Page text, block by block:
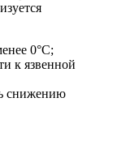
0°С;
к язвенной
снижению